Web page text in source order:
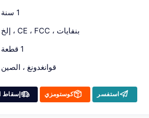
1 سنة
بنفايات ، CE ، FCC ، إلخ
1 قطعة
قوانغدونغ ، الصين
استفسر كوستومزي إسقاط